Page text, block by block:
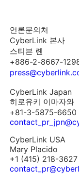
언론문의처
CyberLink 본사
스티븐 롄
+886-2-8667-
CyberLink Japan
히로유키 이마자와
+81-3-5875-6650
CyberLink USA
Mary Placido
+1 (415) 218-3627